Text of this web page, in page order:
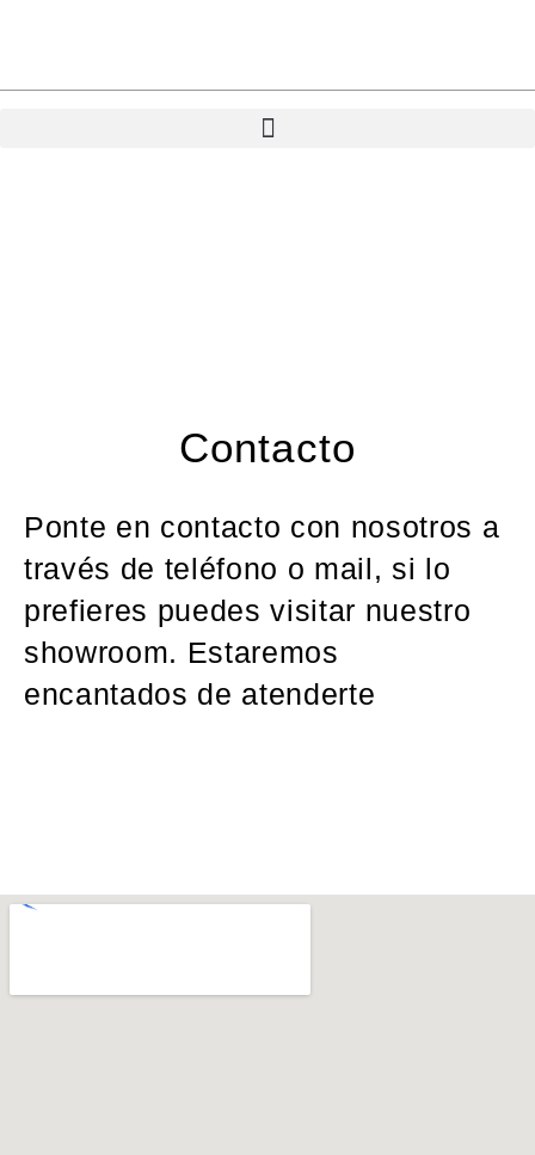
Contacto
Ponte en contacto con nosotros a
través de teléfono o mail, si lo
prefieres puedes visitar nuestro
showroom. Estaremos
encantados de atenderte